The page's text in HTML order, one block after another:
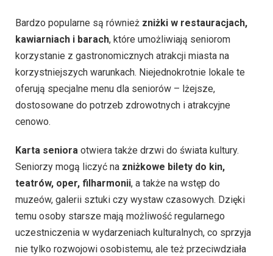
Bardzo popularne są również zniżki w restauracjach,
kawiarniach i barach, które umożliwiają seniorom
korzystanie z gastronomicznych atrakcji miasta na
korzystniejszych warunkach. Niejednokrotnie lokale te
oferują specjalne menu dla seniorów – lżejsze,
dostosowane do potrzeb zdrowotnych i atrakcyjne
cenowo.
Karta seniora otwiera także drzwi do świata kultury.
Seniorzy mogą liczyć na zniżkowe bilety do kin,
teatrów, oper, filharmonii, a także na wstęp do
muzeów, galerii sztuki czy wystaw czasowych. Dzięki
temu osoby starsze mają możliwość regularnego
uczestniczenia w wydarzeniach kulturalnych, co sprzyja
nie tylko rozwojowi osobistemu, ale też przeciwdziała